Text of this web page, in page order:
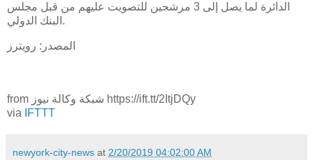
الدائرة لما يصل إلى 3 مرشحين للتصويت عليهم من قبل مجلس
البنك الدولي.
المصدر: رويترز
from شبكة وكالة نيوز https://ift.tt/2ItjDQy
via
IFTTT
newyork-city-news at 2/20/2019 04:02:00 AM